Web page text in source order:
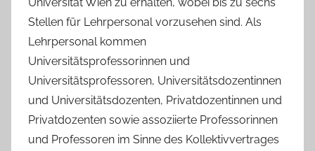
Stellen für Lehrpersonal vorzusehen sind. Als
Lehrpersonal kommen
Universitätsprofessorinnen und
Universitätsprofessoren, Universitätsdozentinnen
und Universitätsdozenten, Privatdozentinnen und
Privatdozenten sowie assoziierte Professorinnen
und Professoren im Sinne des Kollektivvertrages